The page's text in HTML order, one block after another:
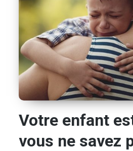
Votre enfant
vous ne savez